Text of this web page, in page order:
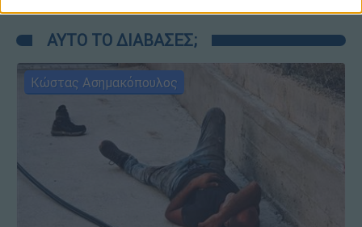
ΑΥΤΟ ΤΟ ΔΙΑΒΑΣΕΣ;
Κώστας Ασημακόπουλος